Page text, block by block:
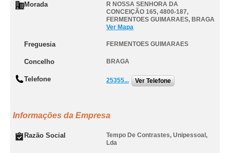
Morada
R NOSSA SENHORA DA
CONCEIÇÃO 165, 4800-187,
FERMENTOES GUIMARAES, BRAGA
Ver Mapa
Freguesia FERMENTOES GUIMARAES
Concelho BRAGA
Telefone 25355... Ver Telefone
Informações da Empresa
Razão Social
Tempo De Contrastes, Unipessoal,
Lda